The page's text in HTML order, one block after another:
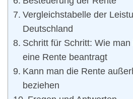
Vergleichstabelle der
Deutschland
Schritt für Schritt: Wie
eine Rente beantragt
Kann man die Rente
beziehen